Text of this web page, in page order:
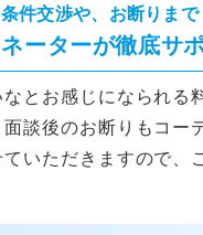
件交渉や、お断りまで
ーターが徹底サ
とお感じになられる
談後のお断りもコー
いただきますので、